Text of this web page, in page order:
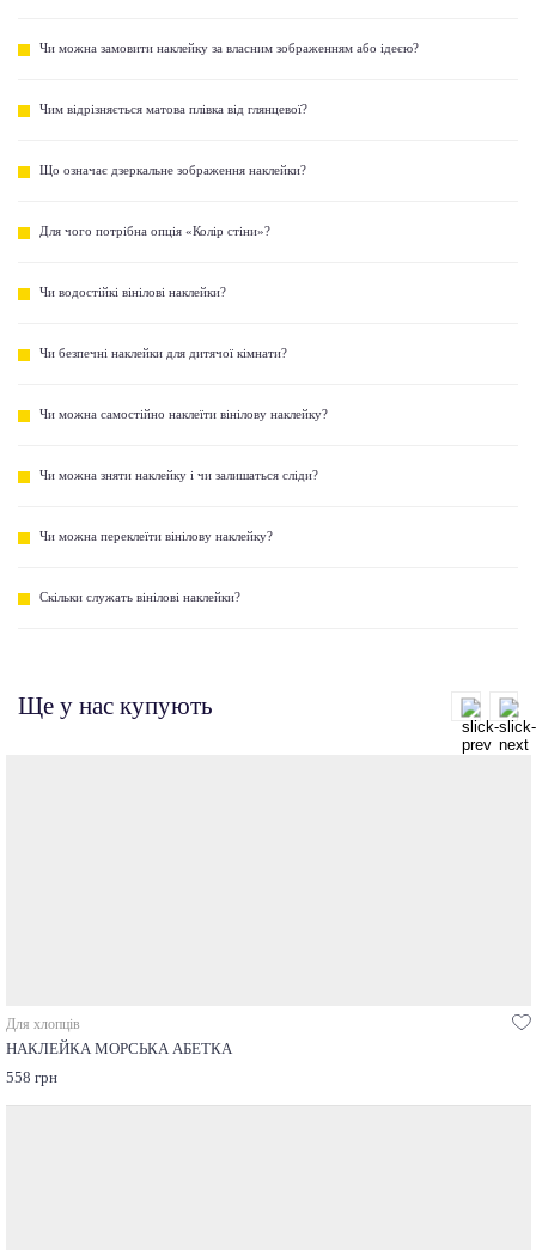
Чи можна замовити наклейку за власним зображенням або ідеєю?
Чим відрізняється матова плівка від глянцевої?
Що означає дзеркальне зображення наклейки?
Для чого потрібна опція «Колір стіни»?
Чи водостійкі вінілові наклейки?
Чи безпечні наклейки для дитячої кімнати?
Чи можна самостійно наклеїти вінілову наклейку?
Чи можна зняти наклейку і чи залишаться сліди?
Чи можна переклеїти вінілову наклейку?
Скільки служать вінілові наклейки?
Ще у нас купують
Для хлопців
НАКЛЕЙКА МОРСЬКА АБЕТКА
558 грн